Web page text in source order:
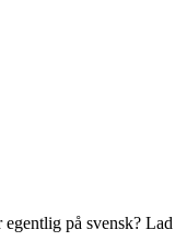
på svensk? Lad